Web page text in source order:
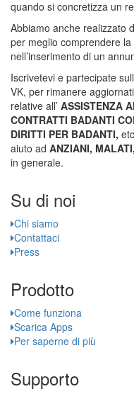
quando si concretizza un
Abbiamo anche realizzato
per meglio comprendere
nell’inserimento di un
Iscrivetevi e partecipate
VK, per rimanere
relative all’ ASSISTENZA
CONTRATTI BADANTI
DIRITTI PER BADANTI,
aiuto ad ANZIANI,
in generale.
Su di noi
Chi siamo
Contattaci
Press
Prodotto
Come funziona
Scarica Apps
Per saperne di più
Supporto